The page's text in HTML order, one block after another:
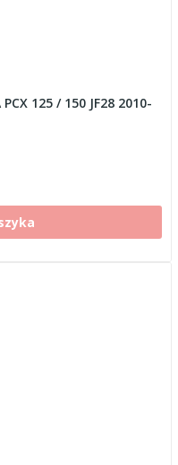
125 / 150 JF28 2010-